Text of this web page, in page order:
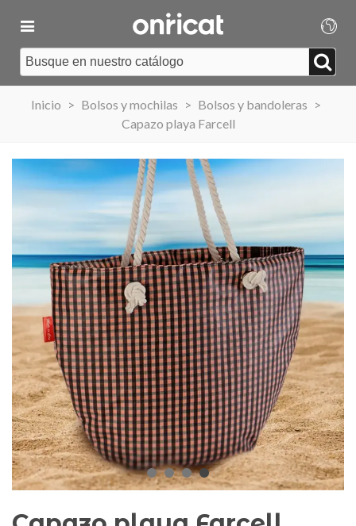
Inicio > Bolsos y mochilas > Bolsos y bandoleras >
Capazo playa Farcell
conmemorativa Gaudí 2026
– Edición limitada
89,00 € NUEVO
Añadir al carrito
Mochila Stivibags
149,00 €
Ver más